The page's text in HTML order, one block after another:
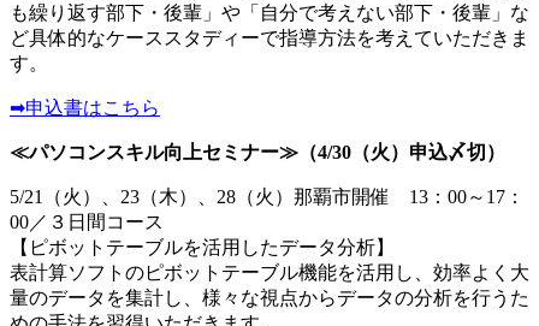
も繰り返す部下・後輩」や「自分で考えない部下・後輩」な
ど具体的なケーススタディーで指導方法を考えていただきま
す。
➡申込書はこちら
≪パソコンスキル向上セミナー≫（4/30（火）申込〆切）
5/21（火）、23（木）、28（火）那覇市開催 13：00～17：
00／３日間コース
【ピボットテーブルを活用したデータ分析】
表計算ソフトのピボットテーブル機能を活用し、効率よく大
量のデータを集計し、様々な視点からデータの分析を行うた